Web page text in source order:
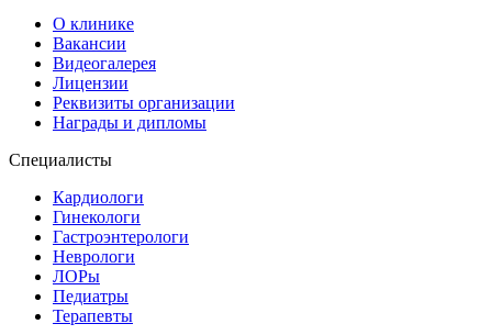
О клинике
Вакансии
Видеогалерея
Лицензии
Реквизиты организации
Награды и дипломы
Специалисты
Кардиологи
Гинекологи
Гастроэнтерологи
Неврологи
ЛОРы
Педиатры
Терапевты